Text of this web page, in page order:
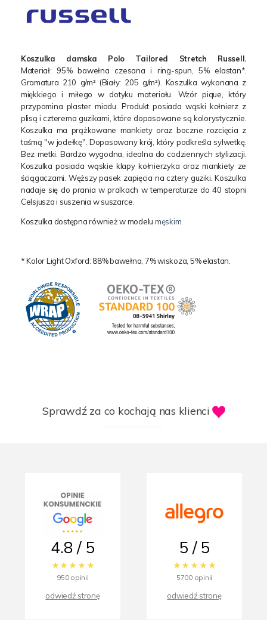
Koszulka damska Polo Tailored Stretch Russell.
Materiał: 95% bawełna czesana i ring-spun, 5% elastan*.
Gramatura 210 g/m² (Biały: 205 g/m²). Koszulka wykonana z
miękkiego i miłego w dotyku materiału. Wzór pique, który
przypomina plaster miodu. Produkt posiada wąski kołnierz z
plisą i czterema guzikami, które dopasowane są kolorystycznie.
Koszulka ma prążkowane mankiety oraz boczne rozcięcia z
taśmą "w jodełkę". Dopasowany krój, który podkreśla sylwetkę.
Bez metki. Bardzo wygodna, idealna do codziennych stylizacji.
Koszulka posiada wąskie klapy kołnierzyka oraz mankiety ze
ściągaczami. Węższy pasek zapięcia na cztery guziki. Koszulka
nadaje się do prania w pralkach w temperaturze do 40 stopni
Celsjusza i suszenia w suszarce.
Koszulka dostępna również w modelu męskim.
* Kolor Light Oxford: 88% bawełna, 7% wiskoza, 5% elastan.
Sprawdź za co kochają nas klienci
4.8 / 5
950 opinii
odwiedź stronę
5 / 5
5700 opinii
odwiedź stronę